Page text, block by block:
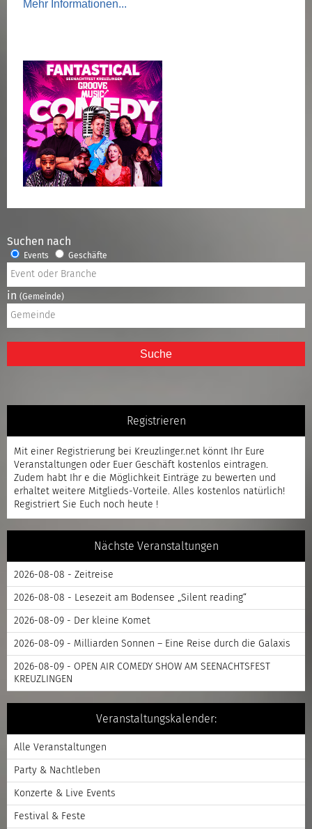
Suchen nach
Events Geschäfte
in (Gemeinde)
Suche
Registrieren
Mit einer Registrierung bei Kreuzlinger.net könnt Ihr Eure
Veranstaltungen oder Euer Geschäft kostenlos eintragen.
Zudem habt Ihr e die Möglichkeit Einträge zu bewerten und
erhaltet weitere Mitglieds-Vorteile. Alles kostenlos natürlich!
Registriert Sie Euch noch heute !
Nächste Veranstaltungen
2026-08-08 - Zeitreise
2026-08-08 - Lesezeit am Bodensee „Silent reading“
2026-08-09 - Der kleine Komet
2026-08-09 - Milliarden Sonnen – Eine Reise durch die Galaxis
2026-08-09 - OPEN AIR COMEDY SHOW AM SEENACHTSFEST
KREUZLINGEN
Veranstaltungskalender:
Alle Veranstaltungen
Party & Nachtleben
Konzerte & Live Events
Festival & Feste